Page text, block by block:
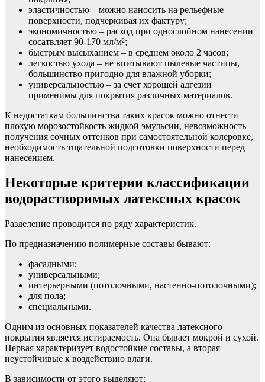
эластичностью – можно наносить на рельефные
поверхности, подчеркивая их фактуру;
экономичностью – расход при однослойном нанесении
сосатвляет 90-170 мл/м²;
быстрым высыханием – в среднем около 2 часов;
легкостью ухода – не впитывают пылевые частицы,
большинство пригодно для влажной уборки;
универсальностью – за счет хорошей адгезии
применимы для покрытия различных материалов.
К недостаткам большинства таких красок можно отнести
плохую морозостойкость жидкой эмульсии, невозможность
получения сочных оттенков при самостоятельной колеровке,
необходимость тщательной подготовки поверхности перед
нанесением.
Некоторые критерии классификации
водорастворимых латексных красок
Разделение проводится по ряду характеристик.
По предназначению полимерные составы бывают:
фасадными;
универсальными;
интерьерными (потолочными, настенно-потолочными);
для пола;
специальными.
Одним из основных показателей качества латексного
покрытия является истираемость. Она бывает мокрой и сухой.
Первая характеризует водостойкие составы, а вторая –
неустойчивые к воздействию влаги.
В зависимости от этого выделяют: